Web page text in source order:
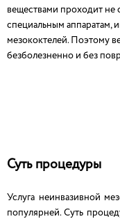
веществами проходит не
специальным аппаратам,
мезококтелей. Поэтому
безболезненно и без
Суть процедуры
Услуга неинвазивной
популярней. Суть